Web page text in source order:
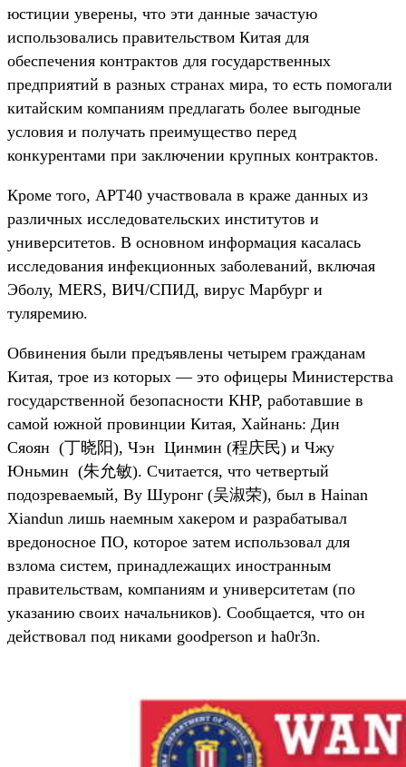
юстиции уверены, что эти данные зачастую
использовались правительством Китая для
обеспечения контрактов для государственных
предприятий в разных странах мира, то есть помогали
китайским компаниям предлагать более выгодные
условия и получать преимущество перед
конкурентами при заключении крупных контрактов.
Кроме того, APT40 участвовала в краже данных из
различных исследовательских институтов и
университетов. В основном информация касалась
исследования инфекционных заболеваний, включая
Эболу, MERS, ВИЧ/СПИД, вирус Марбург и
туляремию.
Обвинения были предъявлены четырем гражданам
Китая, трое из которых — это офицеры Министерства
государственной безопасности КНР, работавшие в
самой южной провинции Китая, Хайнань: Дин
Сяоян (丁晓阳), Чэн Цинмин (程庆民) и Чжу
Юньмин (朱允敏). Считается, что четвертый
подозреваемый, Ву Шуронг (吴淑荣), был в Hainan
Xiandun лишь наемным хакером и разрабатывал
вредоносное ПО, которое затем использовал для
взлома систем, принадлежащих иностранным
правительствам, компаниям и университетам (по
указанию своих начальников). Сообщается, что он
действовал под никами goodperson и ha0r3n.